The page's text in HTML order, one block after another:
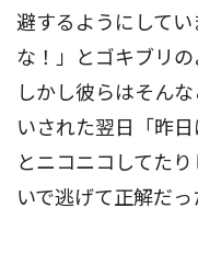
避するようにして
な！」とゴキブリの
しかし彼らはそん
いされた翌日「昨
とニコニコしてた
いで逃げて正解だっ